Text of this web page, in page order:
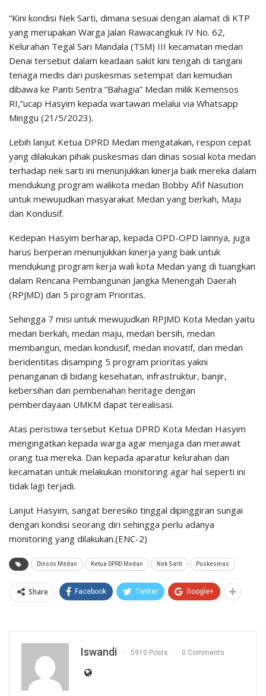
“Kini kondisi Nek Sarti, dimana sesuai dengan alamat di KTP
yang merupakan Warga Jalan Rawacangkuk IV No. 62,
Kelurahan Tegal Sari Mandala (TSM) III kecamatan medan
Denai tersebut dalam keadaan sakit kini tengah di tangani
tenaga medis dari puskesmas setempat dan kemudian
dibawa ke Panti Sentra “Bahagia” Medan milik Kemensos
RI,”ucap Hasyim kepada wartawan melalui via Whatsapp
Minggu (21/5/2023).
Lebih lanjut Ketua DPRD Medan mengatakan, respon cepat
yang dilakukan pihak puskesmas dan dinas sosial kota medan
terhadap nek sarti ini menunjukkan kinerja baik mereka dalam
mendukung program walikota medan Bobby Afif Nasution
untuk mewujudkan masyarakat Medan yang berkah, Maju
dan Kondusif.
Kedepan Hasyim berharap, kepada OPD-OPD lainnya, juga
harus berperan menunjukkan kinerja yang baik untuk
mendukung program kerja wali kota Medan yang di tuangkan
dalam Rencana Pembangunan Jangka Menengah Daerah
(RPJMD) dan 5 program Prioritas.
Sehingga 7 misi untuk mewujudkan RPJMD Kota Medan yaitu
medan berkah, medan maju, medan bersih, medan
membangun, medan kondusif, medan inovatif, dan medan
beridentitas disamping 5 program prioritas yakni
penanganan di bidang kesehatan, infrastruktur, banjir,
kebersihan dan pembenahan heritage dengan
pemberdayaan UMKM dapat terealisasi.
Atas peristiwa tersebut Ketua DPRD Kota Medan Hasyim
mengingatkan kepada warga agar menjaga dan merawat
orang tua mereka. Dan kepada aparatur kelurahan dan
kecamatan untuk melakukan monitoring agar hal seperti ini
tidak lagi terjadi.
Lanjut Hasyim, sangat beresiko tinggal dipinggiran sungai
dengan kondisi seorang diri sehingga perlu adanya
monitoring yang dilakukan.(ENC-2)
Dinsos Medan Ketua DPRD Medan Nek Sarti Puskesmas
Share Facebook Twitter Google+
Iswandi 5910 Posts 0 Comments